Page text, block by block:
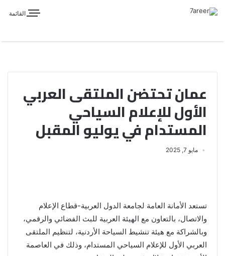
القائمة
عمان تحتضن الملتقى العربي
الأول للإعلام السياحي
المستدام في يوليو المقبل
مايو 7, 2025
تستعد الأمانة العامة لجامعة الدول العربية-قطاع الإعلام
والاتصال، بالتعاون مع الهيئة العربية للبث الفضائي والرقمي،
وبالشراكة مع هيئة تنشيط السياحة الأردنية، لتنظيم الملتقى
العربي الأول للإعلام السياحي المستدام، وذلك في العاصمة